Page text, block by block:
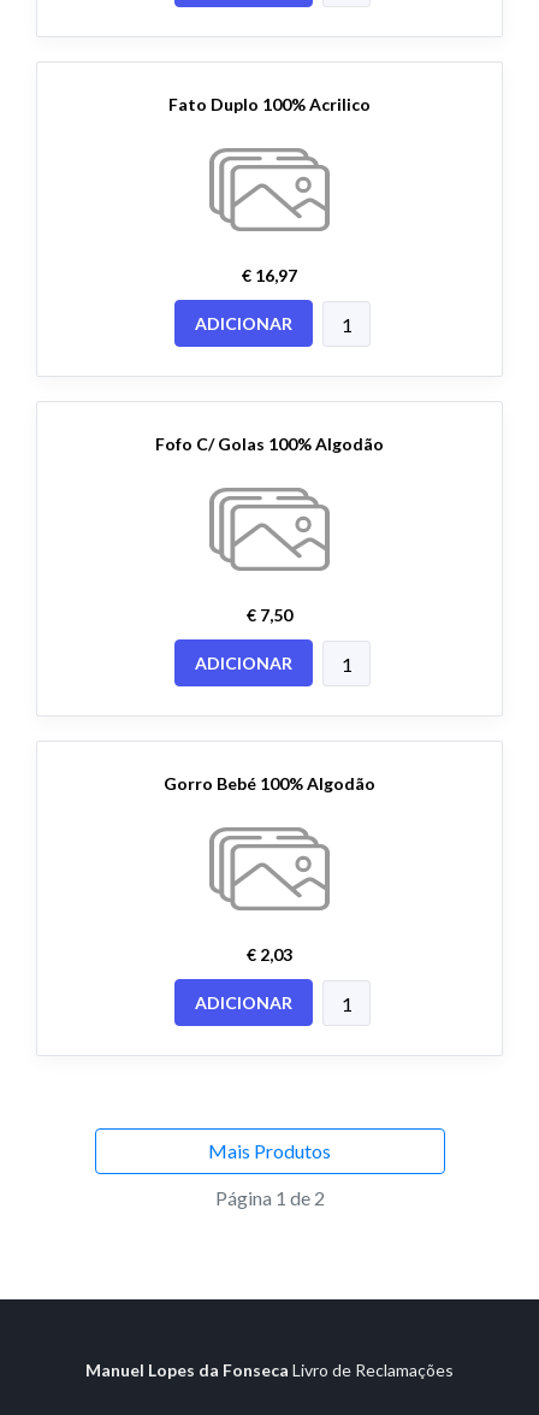
Fato Duplo 100% Acrilico
€ 16,97
ADICIONAR
Fofo C/ Golas 100% Algodão
€ 7,50
ADICIONAR
Gorro Bebé 100% Algodão
€ 2,03
ADICIONAR
Mais Produtos
Página 1 de 2
Manuel Lopes da Fonseca Livro de Reclamações